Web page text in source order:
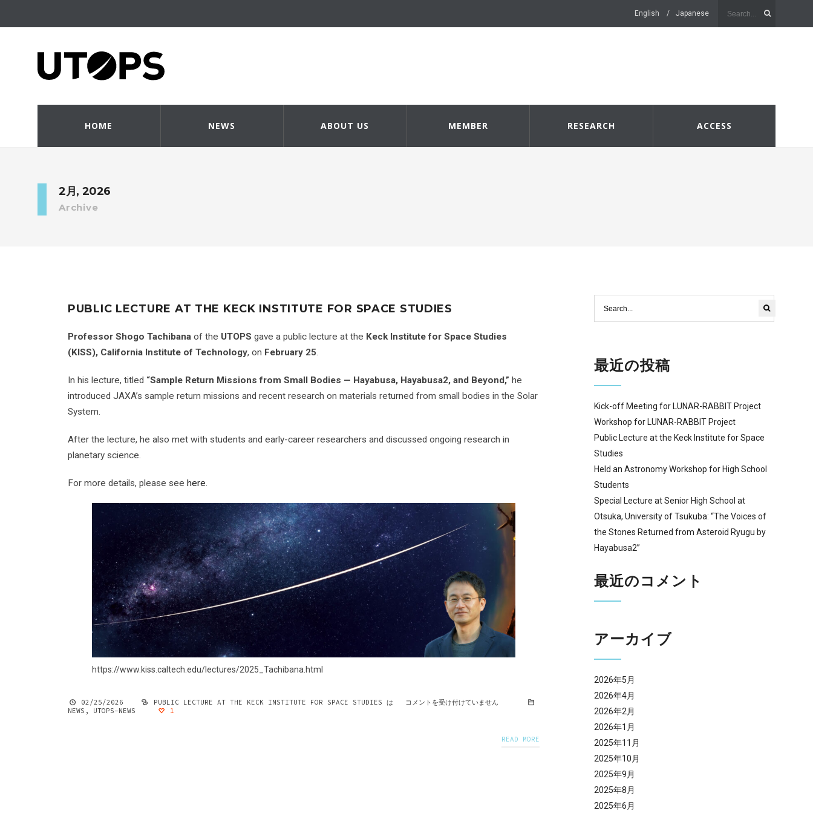
English Japanese
HOME NEWS ABOUT US MEMBER RESEARCH ACCESS
2月, 2026
Archive
PUBLIC LECTURE AT THE KECK INSTITUTE FOR SPACE STUDIES
Professor Shogo Tachibana of the UTOPS gave a public lecture at the Keck Institute for Space Studies
(KISS), California Institute of Technology, on February 25.
In his lecture, titled “Sample Return Missions from Small Bodies — Hayabusa, Hayabusa2, and Beyond,” he
introduced JAXA’s sample return missions and recent research on materials returned from small bodies in the Solar
System.
After the lecture, he also met with students and early-career researchers and discussed ongoing research in
planetary science.
For more details, please see here.
https://www.kiss.caltech.edu/lectures/2025_Tachibana.html
02/25/2026 PUBLIC LECTURE AT THE KECK INSTITUTE FOR SPACE STUDIES は
コメントを受け付けていません
NEWS , UTOPS-NEWS 1
READ MORE
最近の投稿
Kick-off Meeting for LUNAR-RABBIT Project
Workshop for LUNAR-RABBIT Project
Public Lecture at the Keck Institute for Space
Studies
Held an Astronomy Workshop for High School
Students
Special Lecture at Senior High School at
Otsuka, University of Tsukuba: “The Voices of
the Stones Returned from Asteroid Ryugu by
Hayabusa2”
最近のコメント
アーカイブ
2026年5月
2026年4月
2026年2月
2026年1月
2025年11月
2025年10月
2025年9月
2025年8月
2025年6月